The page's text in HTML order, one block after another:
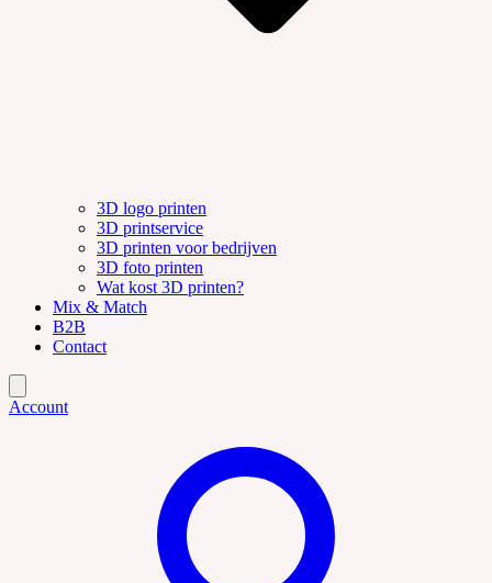
3D logo printen
3D printservice
3D printen voor bedrijven
3D foto printen
Wat kost 3D printen?
Mix & Match
B2B
Contact
Account